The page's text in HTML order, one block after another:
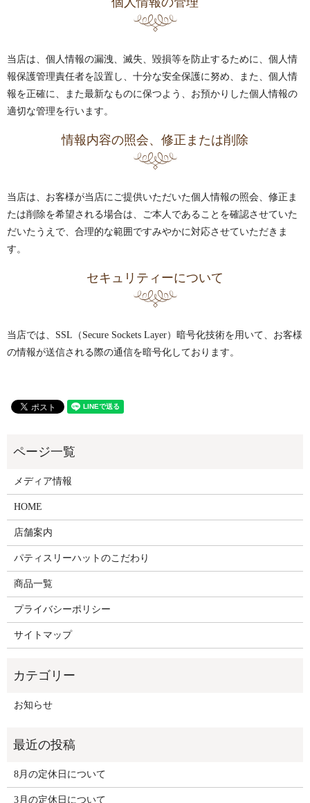
当店は、個人情報の漏洩、滅失、毀損等を防止するために、個人情
報保護管理責任者を設置し、十分な安全保護に努め、また、個人情
報を正確に、また最新なものに保つよう、お預かりした個人情報の
適切な管理を行います。
情報内容の照会、修正または削除
当店は、お客様が当店にご提供いただいた個人情報の照会、修正ま
たは削除を希望される場合は、ご本人であることを確認させていた
だいたうえで、合理的な範囲ですみやかに対応させていただきま
す。
セキュリティーについて
当店では、SSL（Secure Sockets Layer）暗号化技術を用いて、お客様
の情報が送信される際の通信を暗号化しております。
メディア情報
HOME
店舗案内
パティスリーハットのこだわり
商品一覧
プライバシーポリシー
サイトマップ
お知らせ
8月の定休日について
3月の定休日について